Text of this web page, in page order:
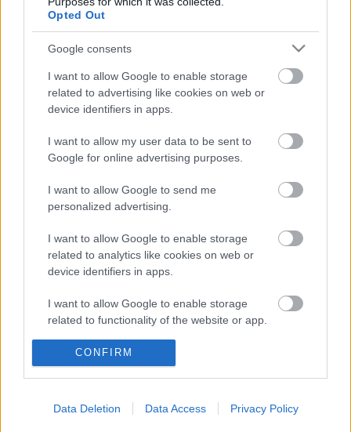
Opted Out
Google consents
I want to allow Google to enable storage
related to advertising like cookies on web or
device identifiers in apps.
I want to allow my user data to be sent to
Google for online advertising purposes.
I want to allow Google to send me
personalized advertising.
I want to allow Google to enable storage
related to analytics like cookies on web or
device identifiers in apps.
I want to allow Google to enable storage
related to functionality of the website or app.
I want to allow Google to enable storage
related to personalization.
I want to allow Google to enable storage
related to security, including authentication
CONFIRM
Data Deletion Data Access Privacy Policy
Kotka
Liikenne sujuvaa
Keskinopeus
Liikennemäärä
264 kpl/h (+28 kpl/h)
Liikenne sujuvaa
Keskinopeus
Liikennemäärä
244 kpl/h
(+90 kpl/h)
Yleiskuvassa huomioitu mittauspisteet välillä Kotka, Juurikorpi -
Liikenne mittauspisteittäin
Kouvola, Tuohikotti →
Näytä Valtatie 15 kaikki mittauspisteet
Tiedot päivitetty 06.08.2026 07:40
Liikenne Kouvolassa